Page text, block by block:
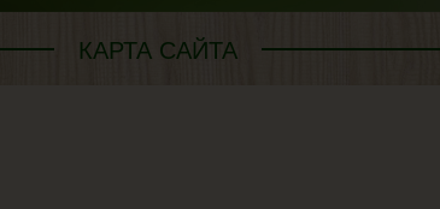
КАРТА САЙТА